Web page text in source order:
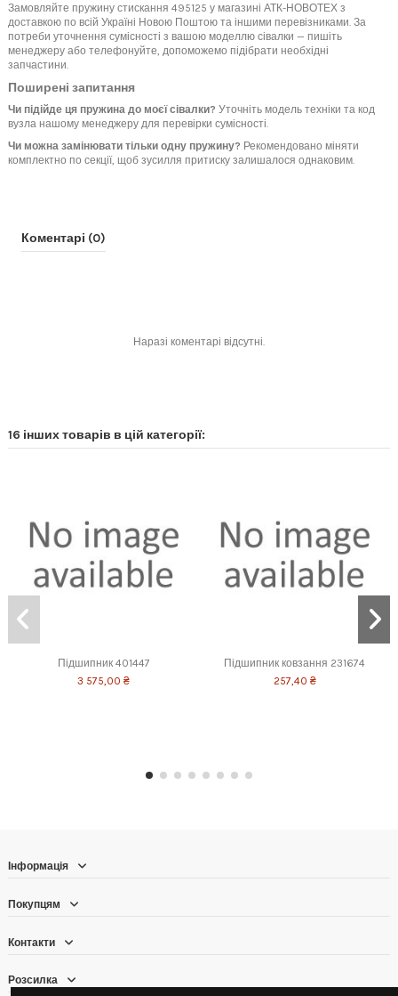
Замовляйте пружину стискання 495125 у магазині АТК-НОВОТЕХ з
доставкою по всій Україні Новою Поштою та іншими перевізниками. За
потреби уточнення сумісності з вашою моделлю сівалки — пишіть
менеджеру або телефонуйте, допоможемо підібрати необхідні
запчастини.
Поширені запитання
Чи підійде ця пружина до моєї сівалки? Уточніть модель техніки та код
вузла нашому менеджеру для перевірки сумісності.
Чи можна замінювати тільки одну пружину? Рекомендовано міняти
комплектно по секції, щоб зусилля притиску залишалося однаковим.
Коментарі (0)
Наразі коментарі відсутні.
16 інших товарів в цій категорії:
Підшипник 401447
3 575,00 ₴
Підшипник ковзання 231674
257,40 ₴
Інформація
Покупцям
Контакти
Розсилка